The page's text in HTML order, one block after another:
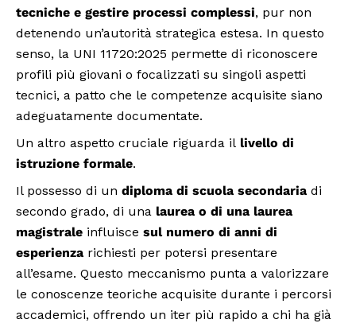
tecniche e gestire processi complessi, pur non
detenendo un’autorità strategica estesa. In questo
senso, la UNI 11720:2025 permette di riconoscere
profili più giovani o focalizzati su singoli aspetti
tecnici, a patto che le competenze acquisite siano
adeguatamente documentate.
Un altro aspetto cruciale riguarda il livello di
istruzione formale.
Il possesso di un diploma di scuola secondaria di
secondo grado, di una laurea o di una laurea
magistrale influisce sul numero di anni di
esperienza richiesti per potersi presentare
all’esame. Questo meccanismo punta a valorizzare
le conoscenze teoriche acquisite durante i percorsi
accademici, offrendo un iter più rapido a chi ha già